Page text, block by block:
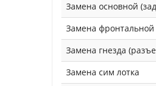
Замена основной
Замена
Замена гнезда
Замена сим лотка